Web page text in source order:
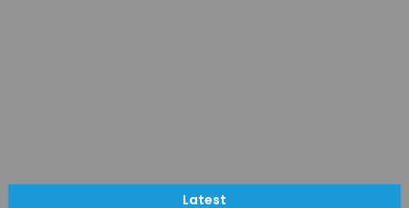
Latest
筝声与琴韵交汇：刘励(Li Statler)与钢琴家Darek演绎一场古筝